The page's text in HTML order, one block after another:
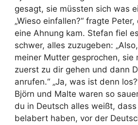
gesagt, sie müssten sich was
„Wieso einfallen?“ fragte
eine Ahnung kam. Stefan fiel
schwer, alles zuzugeben:
meiner Mutter gesprochen, sie
zuerst zu dir gehen und dann
anrufen.“ „Ja, was ist denn
Björn und Malte waren so
du in Deutsch alles weißt,
belabert haben, vor der